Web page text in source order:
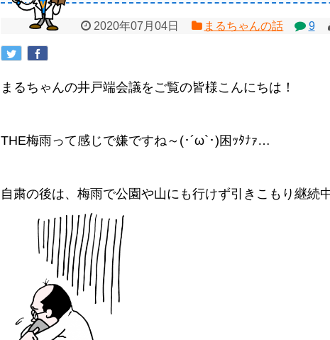
2020年07月04日 まるちゃんの話 9
まるちゃんの井戸端会議をご覧の皆様こんにちは！
THE梅雨って感じで嫌ですね～(･´ω`･)困ｯﾀﾅｧ…
自粛の後は、梅雨で公園や山にも行けず引きこもり継続